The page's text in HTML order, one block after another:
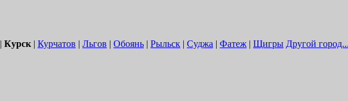
| Курск | Курчатов | Льгов | Обоянь | Рыльск | Суджа | Фатеж | Щигры Другой